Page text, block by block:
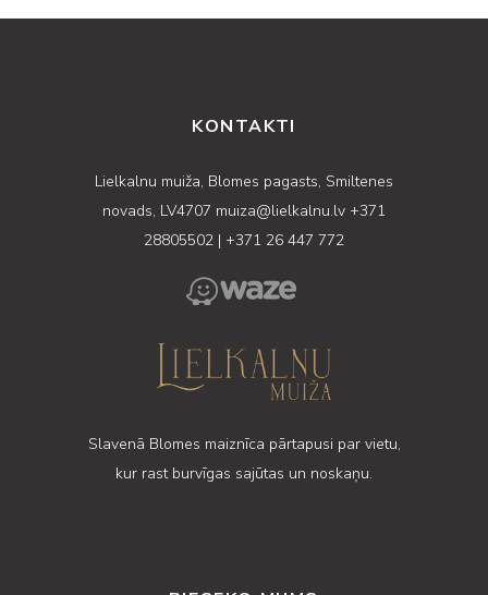
KONTAKTI
Lielkalnu muiža, Blomes pagasts, Smiltenes
novads, LV4707 muiza@lielkalnu.lv +371
28805502 | +371 26 447 772
Slavenā Blomes maiznīca pārtapusi par vietu,
kur rast burvīgas sajūtas un noskaņu.